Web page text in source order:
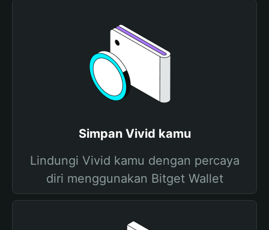
Simpan Vivid kamu
Lindungi Vivid kamu dengan percaya
diri menggunakan Bitget Wallet